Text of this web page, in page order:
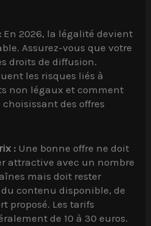
En 2026, la légalité devient
Assurez-vous que votre
droits de diffusion.
les risques liés à
non légaux et comment
des offres
: Une bonne offre ne doit
attractive avec un nombre
mais doit rester
contenu disponible, de
proposé. Les tarifs
de 10 à 30 euros.